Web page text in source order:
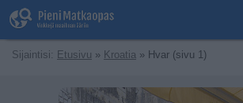
Sijaintisi: Etusivu » Kroatia » Hvar (sivu 1)